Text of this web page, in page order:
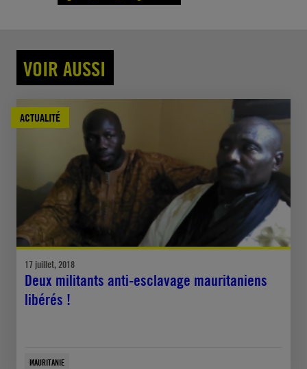
VOIR AUSSI
ACTUALITÉ
17 juillet, 2018
Deux militants anti-esclavage mauritaniens
libérés !
MAURITANIE